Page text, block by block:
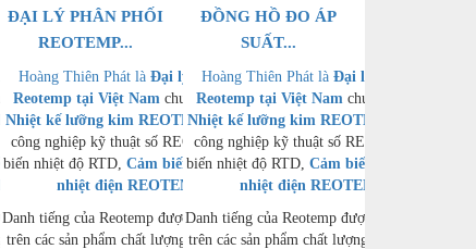
ĐẠI LÝ PHÂN PHỐI
REOTEMP...
ĐỒNG HỒ ĐO ÁP
SUẤT...
phân phối
cung cấp
, Nhiệt kế
Cảm
nhiệt độ cặp
xây dựng dựa
cao, thời gian
Hoàng Thiên Phát là Đại lý phân phối
Reotemp tại Việt Nam chuyên cung cấp
Nhiệt kế lưỡng kim REOTEMP, Nhiệt kế
công nghiệp kỹ thuật số REOTEMP, Cảm
biến nhiệt độ RTD, Cảm biến nhiệt độ cặp
nhiệt điện REOTEMP
Danh tiếng của Reotemp được xây dựng dựa
trên các sản phẩm chất lượng cao, thời gian
Hoàng Thiên Phát là Đại lý phân phối
Reotemp tại Việt Namchuyên cung cấp
Nhiệt kế lưỡng kim REOTEMP
công nghiệp kỹ thuật số REOTEMP, Cảm
biến nhiệt độ RTD, Cảm biến nhiệt độ cặp
nhiệt điện REOTEMP
Danh tiếng của Reotemp được xây dựng dựa
trên các sản phẩm chất lượng cao, thời gian